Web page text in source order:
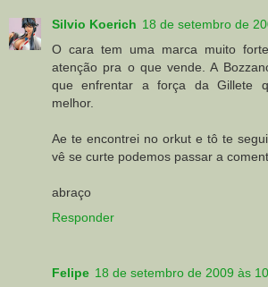
Silvio Koerich 18 de setembro de
O cara tem uma marca muito
atenção pra o que vende. A
que enfrentar a força da Gillete
melhor.
Ae te encontrei no orkut e tô te
vê se curte podemos passar a
abraço
Responder
Felipe 18 de setembro de 2009 às